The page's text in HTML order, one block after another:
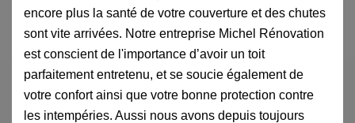
encore plus la santé de votre couverture et des chutes
sont vite arrivées. Notre entreprise Michel Rénovation
est conscient de l'importance d’avoir un toit
parfaitement entretenu, et se soucie également de
votre confort ainsi que votre bonne protection contre
les intempéries. Aussi nous avons depuis toujours